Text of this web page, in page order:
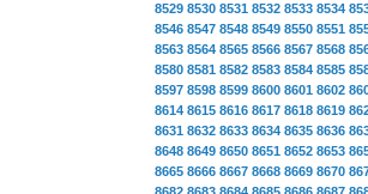
8529 8530 8531 8532 8533 8534
8546 8547 8548 8549 8550 8551
8563 8564 8565 8566 8567 8568
8580 8581 8582 8583 8584 8585
8597 8598 8599 8600 8601 8602
8614 8615 8616 8617 8618 8619
8631 8632 8633 8634 8635 8636
8648 8649 8650 8651 8652 8653
8665 8666 8667 8668 8669 8670